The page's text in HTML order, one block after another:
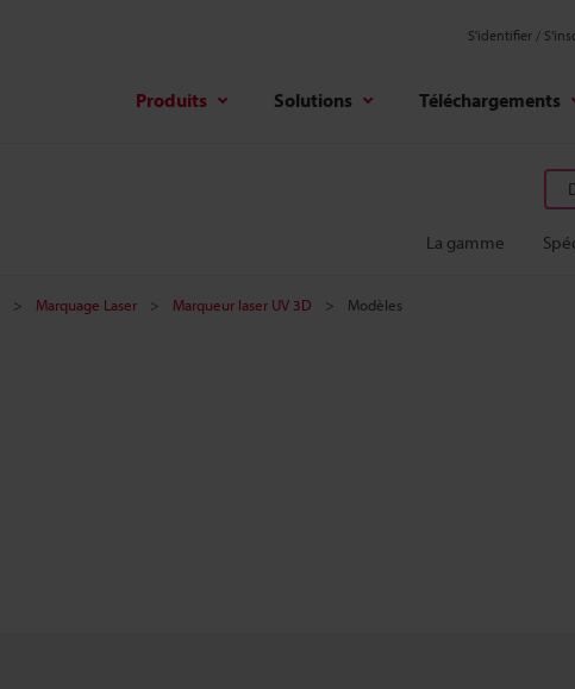
S'identifier /
Produits Solutions Téléchargements
La gamme
Marquage Laser Marqueur laser UV 3D Modèles